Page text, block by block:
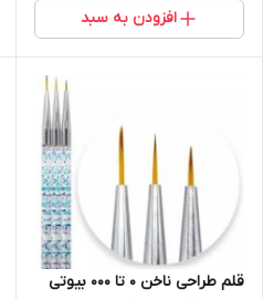
افزودن به سبد
قلم طراحی ناخن 0 تا 000 بیوتی